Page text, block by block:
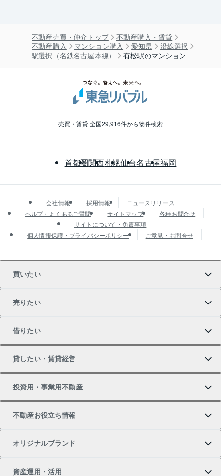
不動産売買・仲介トップ
不動産購入・賃貸
不動産購入
マンション購入 愛知県
沿線選択
駅選択（名鉄名古屋本線）
有松駅のマンション
売買・賃貸 全国29,916件から物件検索
首都圏関西札幌仙台名古屋福岡
会社情報 採用情報
ニュースリリース
ヘルプ・よくあるご質問
サイトマップ
各種お問合せ
サイトについて・免責事項
個人情報保護・プライバシーポリシー
ご意見・お問合せ
買いたい
新築・分譲マンションの購入
中古マンションの購入
売りたい
マンションの売却・査定
一戸建ての売却・査定
借りたい
借りたいTOP
物件を借りる
貸したい・賃貸経営
貸したいTOP
投資用・事業用不動産
不動産お役立ち情報
オリジナルブランド
資産運用・活用